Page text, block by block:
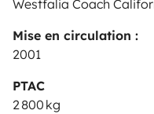
Westfalia Coach
Mise en circulation :
2001
PTAC
2 800 kg